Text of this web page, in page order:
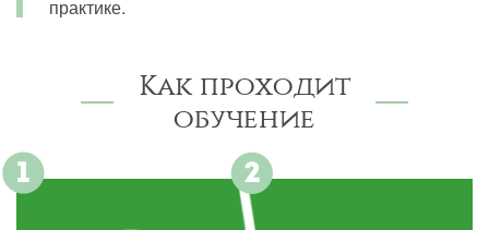
практике.
Как проходит
обучение